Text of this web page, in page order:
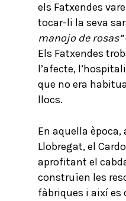
els Fatxendes
tocar-li la seva
manojo de rosas”
Els Fatxendes
l’afecte,
que no era
llocs.
En aquella època,
Llobregat, el
aprofitant el
construïen les
fàbriques i així es